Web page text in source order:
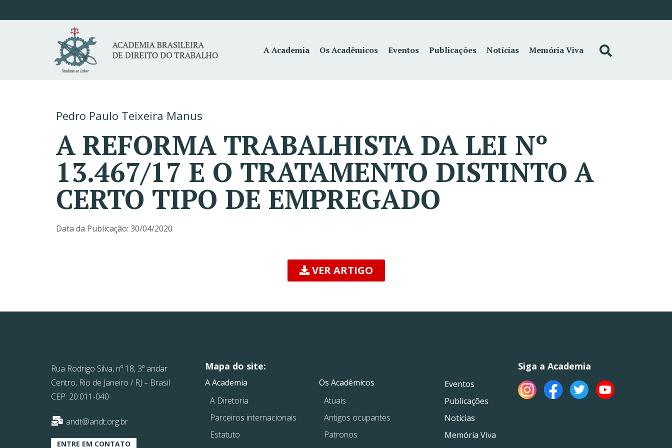
A Academia Os Acadêmicos Eventos Publicações Notícias Memória Viva
Pedro Paulo Teixeira Manus
A REFORMA TRABALHISTA DA LEI Nº
13.467/17 E O TRATAMENTO DISTINTO A
CERTO TIPO DE EMPREGADO
Data da Publicação: 30/04/2020
VER ARTIGO
Rua Rodrigo Silva, nº 18, 3º andar
Centro, Rio de Janeiro / RJ – Brasil
CEP: 20.011-040
andt@andt.org.br
ENTRE EM CONTATO
Mapa do site:
A Academia
A Diretoria
Parceiros internacionais
Estatuto
Os Acadêmicos
Atuais
Antigos ocupantes
Patronos
Eventos
Publicações
Notícias
Memória Viva
Siga a Academia